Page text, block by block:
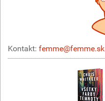
Kontakt: femme@femme.sk